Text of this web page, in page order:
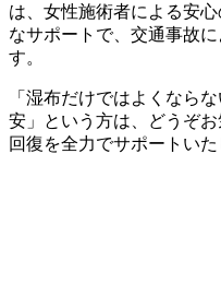
は、女性施術者による安
なサポートで、交通事故
す。
「湿布だけではよくなら
安」という方は、どうぞ
回復を全力でサポートいた